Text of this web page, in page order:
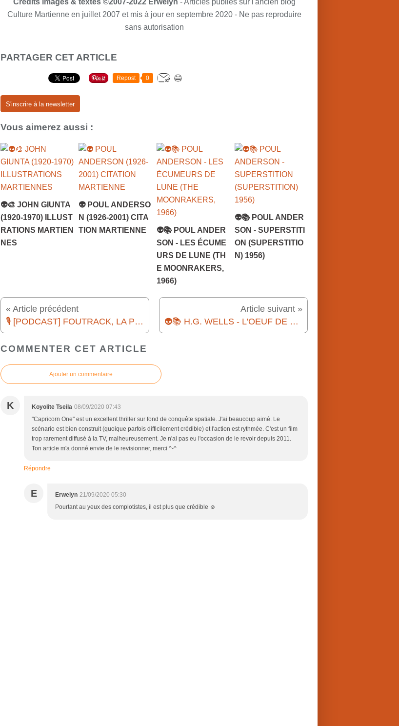
Crédits images & textes ©2007-2022 Erwelyn - Articles publiés sur l'ancien blog
Culture Martienne en juillet 2007 et mis à jour en septembre 2020 - Ne pas reproduire
sans autorisation
PARTAGER CET ARTICLE
Repost 0
S'inscrire à la newsletter
Vous aimerez aussi :
👽🎨 JOHN GIUNTA
(1920-1970) ILLUST
RATIONS MARTIEN
NES
👽 POUL ANDERSO
N (1926-2001) CITA
TION MARTIENNE
👽📚 POUL ANDER
SON - LES ÉCUME
URS DE LUNE (TH
E MOONRAKERS,
1966)
👽📚 POUL ANDER
SON - SUPERSTITI
ON (SUPERSTITIO
N) 1956)
« Article précédent
🎙️ [PODCAST] FOUTRACK, LA PLAYLIST DE L'ENFER #7 - HIT-PARADE 1977
Article suivant »
👽📚 H.G. WELLS - L'OEUF DE CRISTAL (THE CRYSTAL EGG, 1897)
COMMENTER CET ARTICLE
Ajouter un commentaire
K Koyolite Tseila 08/09/2020 07:43
"Capricorn One" est un excellent thriller sur fond de conquête spatiale. J'ai beaucoup aimé. Le
scénario est bien construit (quoique parfois difficilement crédible) et l'action est rythmée. C'est un film
trop rarement diffusé à la TV, malheureusement. Je n'ai pas eu l'occasion de le revoir depuis 2011.
Ton article m'a donné envie de le revisionner, merci ^-^
Répondre
E Erwelyn 21/09/2020 05:30
Pourtant au yeux des complotistes, il est plus que crédible ☺